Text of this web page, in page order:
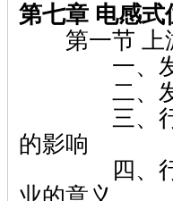
第七章 电感
第一节 上
一、发
二、发展
三、行业
的影响
四、行业